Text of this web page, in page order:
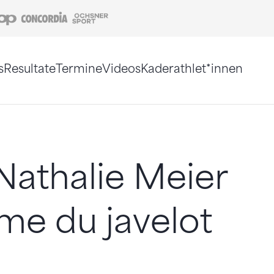
Coop Concordia
ResultateTermineVideosKaderathlet*innen
Meier
du javelot